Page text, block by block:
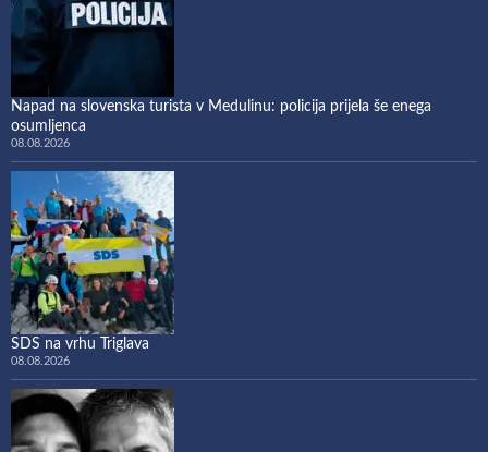
Napad na slovenska turista v Medulinu: policija prijela še enega
osumljenca
08.08.2026
SDS na vrhu Triglava
08.08.2026